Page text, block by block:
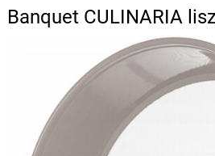
Banquet CULINARIA